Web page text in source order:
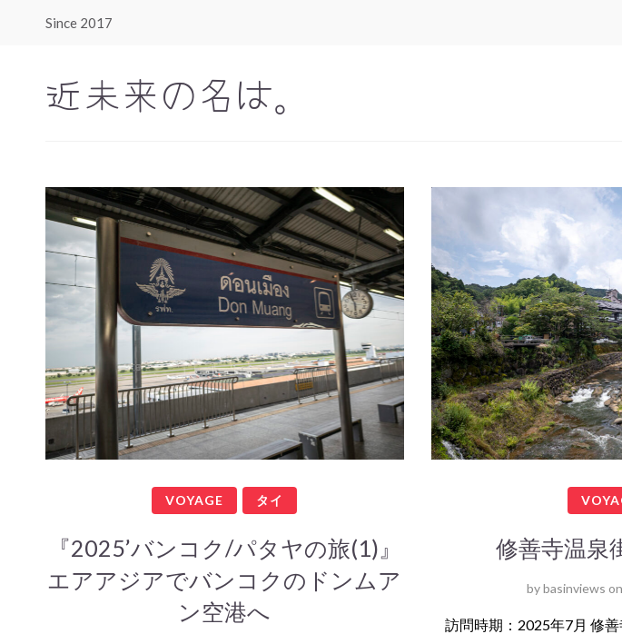
近未来の名は。
Since 2017
VOYAGE タイ
『2025’バンコク/パタヤの旅(1)』
エアアジアでバンコクのドンムア
ン空港へ
修善寺温泉
bybasinviews on
訪問時期：2025年7月 修